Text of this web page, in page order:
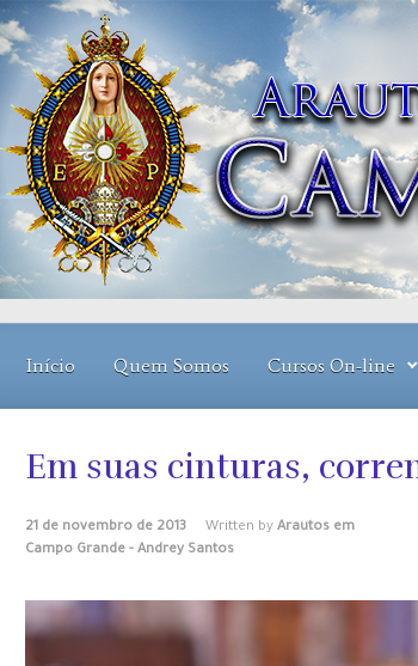
Início Quem Somos Cursos On-line
Em suas cinturas,
21 de novembro de 2013 Written by Arautos em
Campo Grande - Andrey Santos